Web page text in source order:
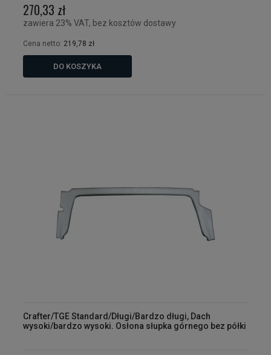
270,33 zł
zawiera 23% VAT, bez kosztów dostawy
Cena netto: 219,78 zł
DO KOSZYKA
Crafter/TGE Standard/Długi/Bardzo długi, Dach
wysoki/bardzo wysoki. Osłona słupka górnego bez półki